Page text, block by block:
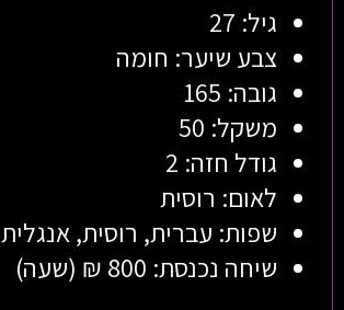
גיל: 27
צבע שיער: חומה
גובה: 165
משקל: 50
גודל חזה: 2
לאום: רוסית
שפות: עברית, רוסית, אנגלית
שיחה נכנסת: 800 ₪ (שעה)